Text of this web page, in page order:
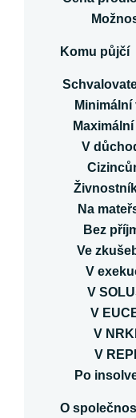
Komu půjčí
Minimální
V
Na
Bez
Ve
V
V
V
V NRKI
V REPI
Po
O